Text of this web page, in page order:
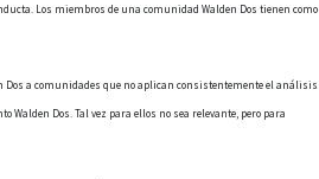
Los miembros de una comunidad Walden Dos tienen como
a comunidades que no aplican consistentemente el análisis
Dos. Tal vez para ellos no sea relevante, pero para